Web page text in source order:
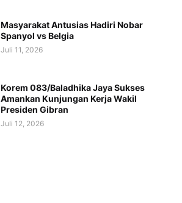
Masyarakat Antusias Hadiri Nobar
Spanyol vs Belgia
Juli 11, 2026
Korem 083/Baladhika Jaya Sukses
Amankan Kunjungan Kerja Wakil
Presiden Gibran
Juli 12, 2026